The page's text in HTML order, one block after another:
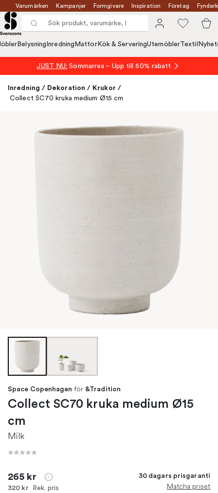
Varumärken Kampanjer Formgivare Inspiration Företag
Belysning Inredning MattorKök & ServeringUtemöblerTextil
JUST NU: Sommarrea – Upp till 50% rabatt
Inredning / Dekoration / Krukor /
Collect SC70 kruka medium Ø15 cm
Space Copenhagen för &Tradition
Collect SC70 kruka medium Ø15
cm
Milk
265 kr
320 kr Rek. pris
30 dagars prisgaranti
Matcha priset